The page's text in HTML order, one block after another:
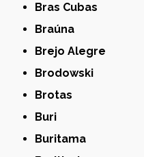
Bras Cubas
Braúna
Brejo Alegre
Brodowski
Brotas
Buri
Buritama